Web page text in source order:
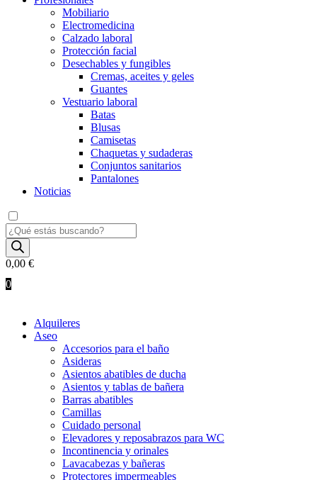
Mobiliario
Electromedicina
Calzado laboral
Protección facial
Desechables y fungibles
Cremas, aceites y geles
Guantes
Vestuario laboral
Batas
Blusas
Camisetas
Chaquetas y sudaderas
Conjuntos sanitarios
Pantalones
Noticias
Búsqueda
de
productos
0,00 €
0
Alquileres
Aseo
Accesorios para el baño
Asideras
Asientos abatibles de ducha
Asientos y tablas de bañera
Barras abatibles
Camillas
Cuidado personal
Elevadores y reposabrazos para WC
Incontinencia y orinales
Lavacabezas y bañeras
Protectores impermeables